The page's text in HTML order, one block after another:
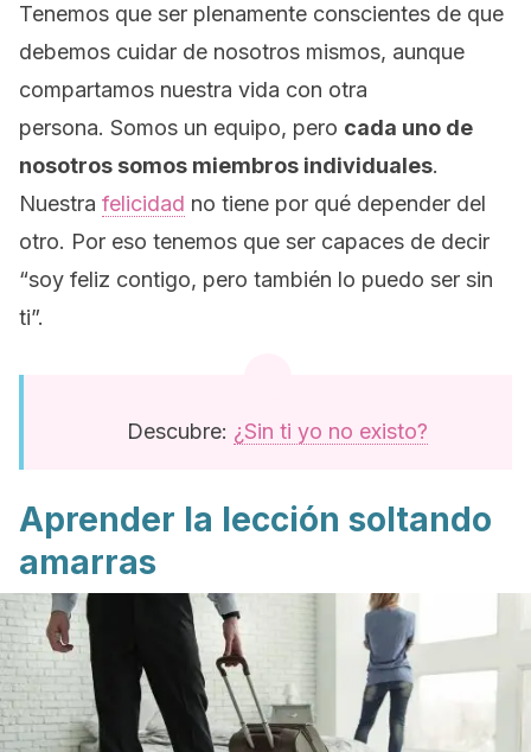
Tenemos que ser plenamente conscientes de que
debemos cuidar de nosotros mismos, aunque
compartamos nuestra vida con otra
persona. Somos un equipo, pero cada uno de
nosotros somos miembros individuales.
Nuestra felicidad no tiene por qué depender del
otro. Por eso tenemos que ser capaces de decir
“soy feliz contigo, pero también lo puedo ser sin
ti”.
Descubre: ¿Sin ti yo no existo?
Aprender la lección soltando
amarras